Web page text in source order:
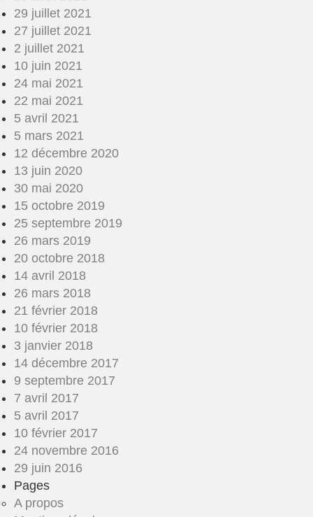
29 juillet 2021
27 juillet 2021
2 juillet 2021
10 juin 2021
24 mai 2021
22 mai 2021
5 avril 2021
5 mars 2021
12 décembre 2020
13 juin 2020
30 mai 2020
15 octobre 2019
25 septembre 2019
26 mars 2019
20 octobre 2018
14 avril 2018
26 mars 2018
21 février 2018
10 février 2018
3 janvier 2018
14 décembre 2017
9 septembre 2017
7 avril 2017
5 avril 2017
10 février 2017
24 novembre 2016
29 juin 2016
Pages
A propos